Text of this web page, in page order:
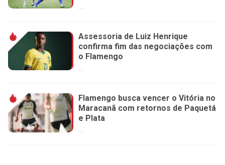
Assessoria de Luiz Henrique
confirma fim das negociações com
o Flamengo
...
Flamengo busca vencer o Vitória no
Maracanã com retornos de Paquetá
e Plata
...